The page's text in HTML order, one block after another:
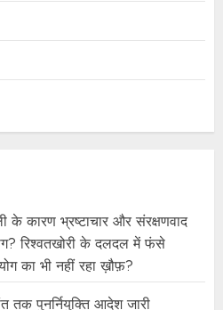
के कारण भ्रष्टाचार और संरक्षणवाद
रिश्वतखोरी के दलदल में फंसे
का भी नहीं रहा ख़ौफ़?
तक पुनर्नियुक्ति आदेश जारी